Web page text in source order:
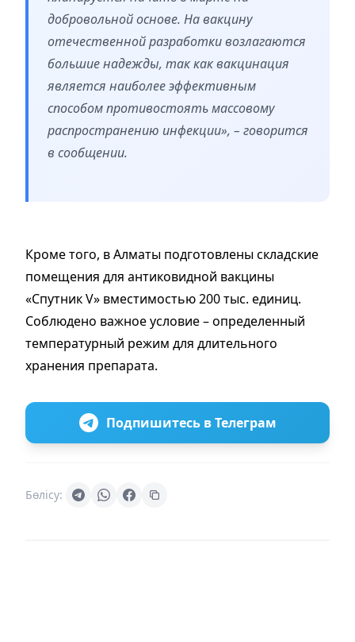
добровольной основе. На вакцину
отечественной разработки возлагаются
большие надежды, так как вакцинация
является наиболее эффективным
способом противостоять массовому
распространению инфекции», – говорится
в сообщении.
Кроме того, в Алматы подготовлены складские
помещения для антиковидной вакцины
«Спутник V» вместимостью 200 тыс. единиц.
Соблюдено важное условие – определенный
температурный режим для длительного
хранения препарата.
Подпишитесь в Телеграм
Бөлісу: